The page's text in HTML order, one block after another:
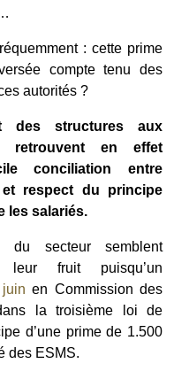
: cette prime
compte tenu des
autorités ?
des structures aux
retrouvent en effet
conciliation entre
respect du principe
les salariés.
du secteur semblent
leur fruit puisqu’un
en Commission des
la troisième loi de
d’une prime de 1.500
des ESMS.